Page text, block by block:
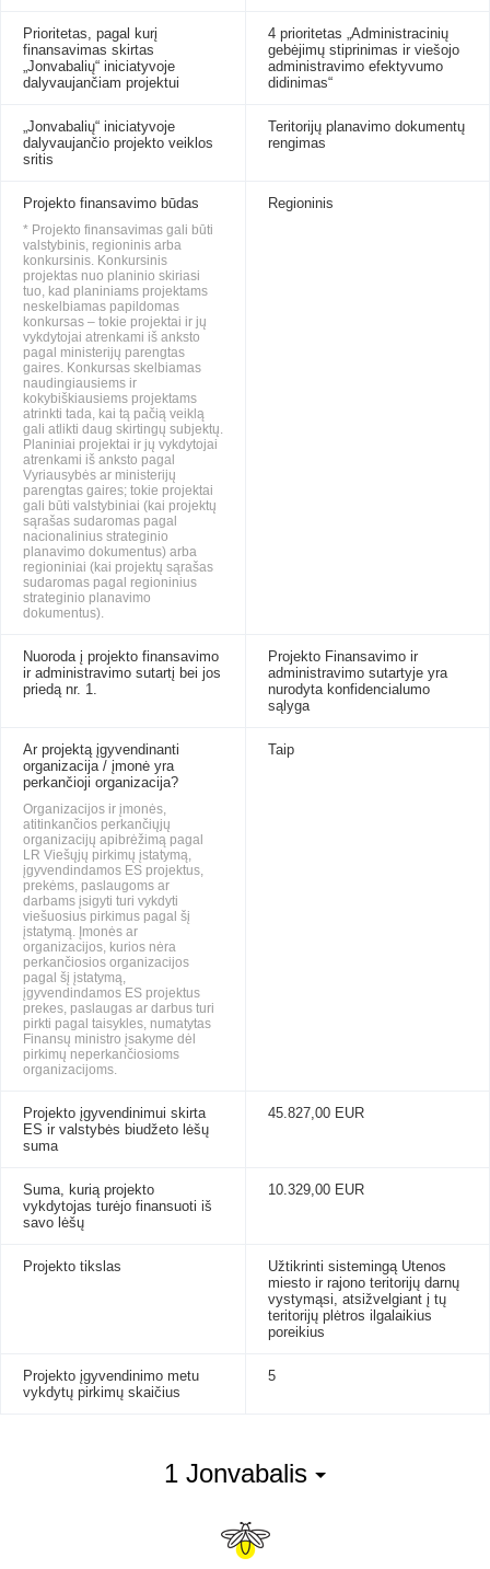
Prioritetas, pagal kurį
finansavimas skirtas
„Jonvabalių“ iniciatyvoje
dalyvaujančiam projektui
4 prioritetas „Administracinių
gebėjimų stiprinimas ir viešojo
administravimo efektyvumo
didinimas“
„Jonvabalių“ iniciatyvoje
dalyvaujančio projekto veiklos
sritis
Teritorijų planavimo dokumentų
rengimas
Projekto finansavimo būdas
* Projekto finansavimas gali būti
valstybinis, regioninis arba
konkursinis. Konkursinis
projektas nuo planinio skiriasi
tuo, kad planiniams projektams
neskelbiamas papildomas
konkursas – tokie projektai ir jų
vykdytojai atrenkami iš anksto
pagal ministerijų parengtas
gaires. Konkursas skelbiamas
naudingiausiems ir
kokybiškiausiems projektams
atrinkti tada, kai tą pačią veiklą
gali atlikti daug skirtingų subjektų.
Planiniai projektai ir jų vykdytojai
atrenkami iš anksto pagal
Vyriausybės ar ministerijų
parengtas gaires; tokie projektai
gali būti valstybiniai (kai projektų
sąrašas sudaromas pagal
nacionalinius strateginio
planavimo dokumentus) arba
regioniniai (kai projektų sąrašas
sudaromas pagal regioninius
strateginio planavimo
dokumentus).
Regioninis
Nuoroda į projekto finansavimo
ir administravimo sutartį bei jos
priedą nr. 1.
Projekto Finansavimo ir
administravimo sutartyje yra
nurodyta konfidencialumo
sąlyga
Ar projektą įgyvendinanti
organizacija / įmonė yra
perkančioji organizacija?
Organizacijos ir įmonės,
atitinkančios perkančiųjų
organizacijų apibrėžimą pagal
LR Viešųjų pirkimų įstatymą,
įgyvendindamos ES projektus,
prekėms, paslaugoms ar
darbams įsigyti turi vykdyti
viešuosius pirkimus pagal šį
įstatymą. Įmonės ar
organizacijos, kurios nėra
perkančiosios organizacijos
pagal šį įstatymą,
įgyvendindamos ES projektus
prekes, paslaugas ar darbus turi
pirkti pagal taisykles, numatytas
Finansų ministro įsakyme dėl
pirkimų neperkančiosioms
organizacijoms.
Taip
Projekto įgyvendinimui skirta
ES ir valstybės biudžeto lėšų
suma
45.827,00 EUR
Suma, kurią projekto
vykdytojas turėjo finansuoti iš
savo lėšų
10.329,00 EUR
Projekto tikslas
Užtikrinti sistemingą Utenos
miesto ir rajono teritorijų darnų
vystymąsi, atsižvelgiant į tų
teritorijų plėtros ilgalaikius
poreikius
Projekto įgyvendinimo metu
vykdytų pirkimų skaičius
5
1 Jonvabalis